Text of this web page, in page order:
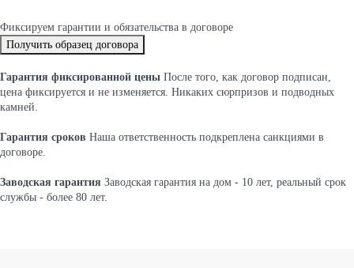
Фиксируем гарантии и обязательства в договоре
Получить образец договора
Гарантия фиксированной цены После того, как договор подписан,
цена фиксируется и не изменяется. Никаких сюрпризов и подводных
камней.
Гарантия сроков Наша ответственность подкреплена санкциями в
договоре.
Заводская гарантия Заводская гарантия на дом - 10 лет, реальный срок
службы - более 80 лет.